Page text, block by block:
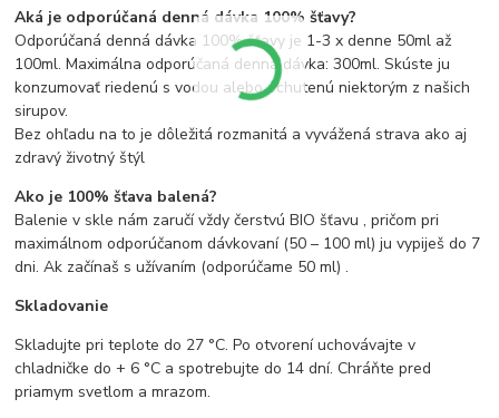
Aká je odporúčaná denná dávka 100% šťavy?
Odporúčaná denná dávka 100% šťavy je 1-3 x denne 50ml až
100ml. Maximálna odporúčaná denná dávka: 300ml. Skúste ju
konzumovať riedenú s vodou alebo ochutenú niektorým z našich
sirupov.
Bez ohľadu na to je dôležitá rozmanitá a vyvážená strava ako aj
zdravý životný štýl
Ako je 100% šťava balená?
Balenie v skle nám zaručí vždy čerstvú BIO šťavu , pričom pri
maximálnom odporúčanom dávkovaní (50 – 100 ml) ju vypiješ do 7
dni. Ak začínaš s užívaním (odporúčame 50 ml) .
Skladovanie
Skladujte pri teplote do 27 °C. Po otvorení uchovávajte v
chladničke do + 6 °C a spotrebujte do 14 dní. Chráňte pred
priamym svetlom a mrazom.